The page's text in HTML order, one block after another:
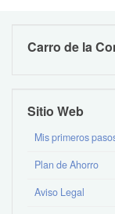
Carro de la
Sitio Web
Mis primeros
Plan de Ahorro
Aviso Legal